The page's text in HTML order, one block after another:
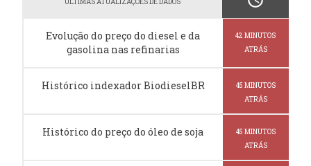
Evolução do preço do diesel e da
gasolina nas refinarias
42 MINUTOS
ATRÁS
Histórico indexador BiodieselBR
45 MINUTOS
ATRÁS
Histórico do preço do óleo de soja
45 MINUTOS
ATRÁS